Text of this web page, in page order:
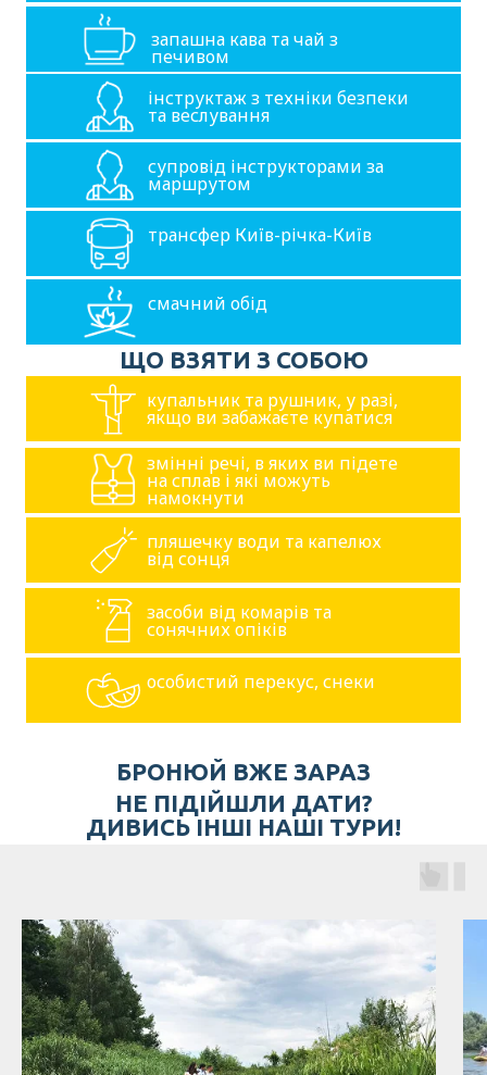
запашна кава та чай з
печивом
інструктаж з техніки безпеки
та веслування
супровід інструкторами за
маршрутом
трансфер Київ-річка-Київ
смачний обід
ЩО ВЗЯТИ З СОБОЮ
купальник та рушник, у разі,
якщо ви забажаєте купатися
змінні речі, в яких ви підете
на сплав і які можуть
намокнути
пляшечку води та капелюх
від сонця
засоби від комарів та
сонячних опіків
особистий перекус, снеки
БРОНЮЙ ВЖЕ ЗАРАЗ
НE ПІДІЙШЛИ ДАТИ?
ДИВИСЬ ІНШІ НАШІ ТУРИ!